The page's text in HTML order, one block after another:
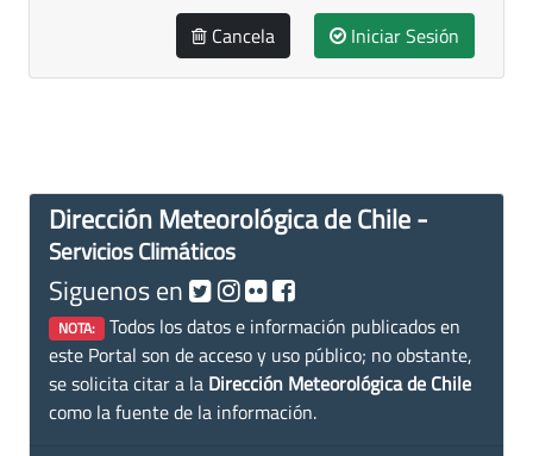
Cancela Iniciar Sesión
Dirección Meteorológica de Chile -
Servicios Climáticos
Siguenos en
NOTA: Todos los datos e información publicados en
este Portal son de acceso y uso público; no obstante,
se solicita citar a la Dirección Meteorológica de Chile
como la fuente de la información.